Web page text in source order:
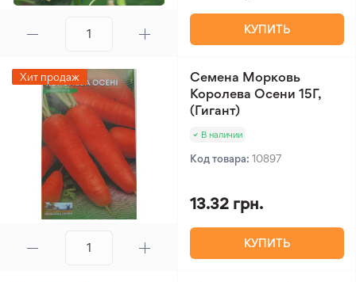
КУПИТЬ
Хит продаж
Семена Морковь
Королева Осени 15Г,
(Гигант)
В наличии
Код товара: 10897
13.32 грн.
КУПИТЬ